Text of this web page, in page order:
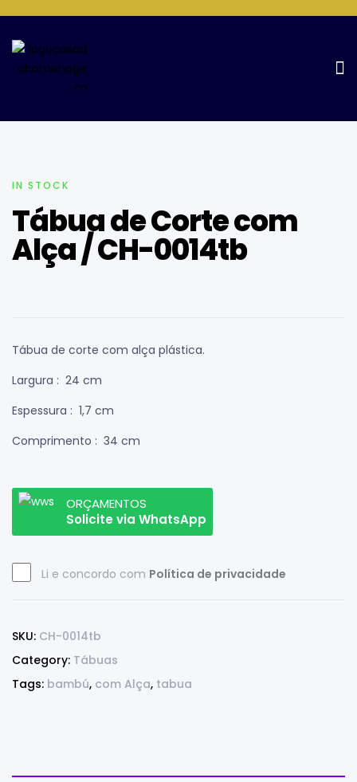
Home Page
IN STOCK
Tábua de Corte com
Alça / CH-0014tb
Tábua de corte com alça plástica.
Largura : 24 cm
Espessura : 1,7 cm
Comprimento : 34 cm
ORÇAMENTOS
Solicite via WhatsApp
Li e concordo com Política de privacidade
SKU: CH-0014tb
Category: Tábuas
Tags: bambú, com Alça, tabua